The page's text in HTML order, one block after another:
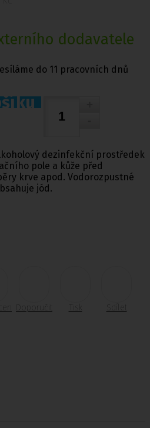
dodavatele
do 11 pracovních dnů
dezinfekční prostředek
pole a kůže před
krve apod. Vodorozpustné
jód.
Doporučit Tisk Sdílet